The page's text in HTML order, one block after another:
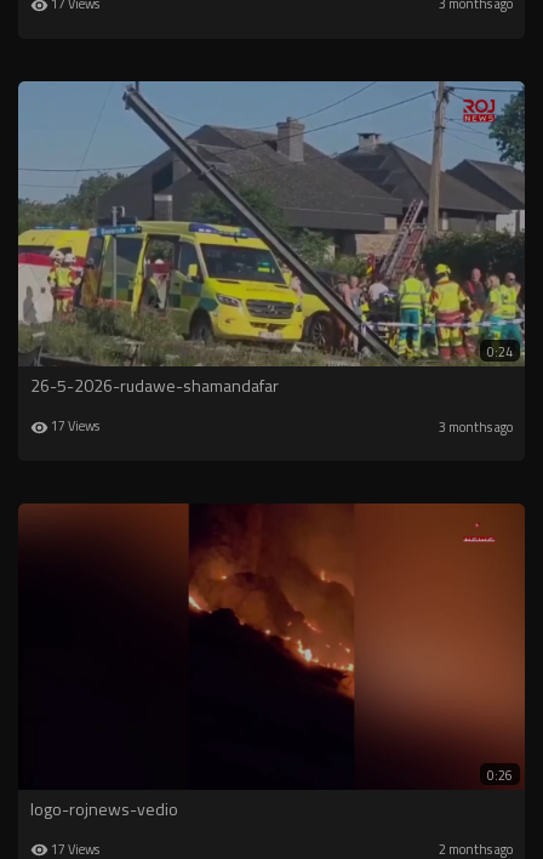
0:24
26-5-2026-rudawe-shamandafar
17 Views 3 months ago
0:26
logo-rojnews-vedio
17 Views 2 months ago